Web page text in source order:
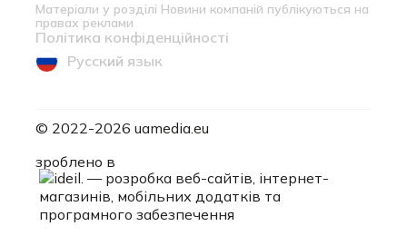
Матеріали у розділі Новини компаній публікуються на
правах реклами
Політика конфіденційності
Русский язык
© 2022-2026 uamedia.eu
зроблено в